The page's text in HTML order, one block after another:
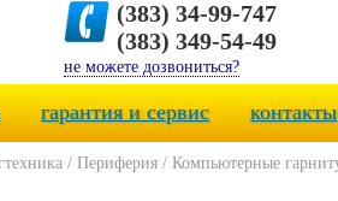
(383) 34-99-747
(383) 349-54-49
не можете дозвониться?
гарантия и сервис контакты
/ Периферия / Компьютерные